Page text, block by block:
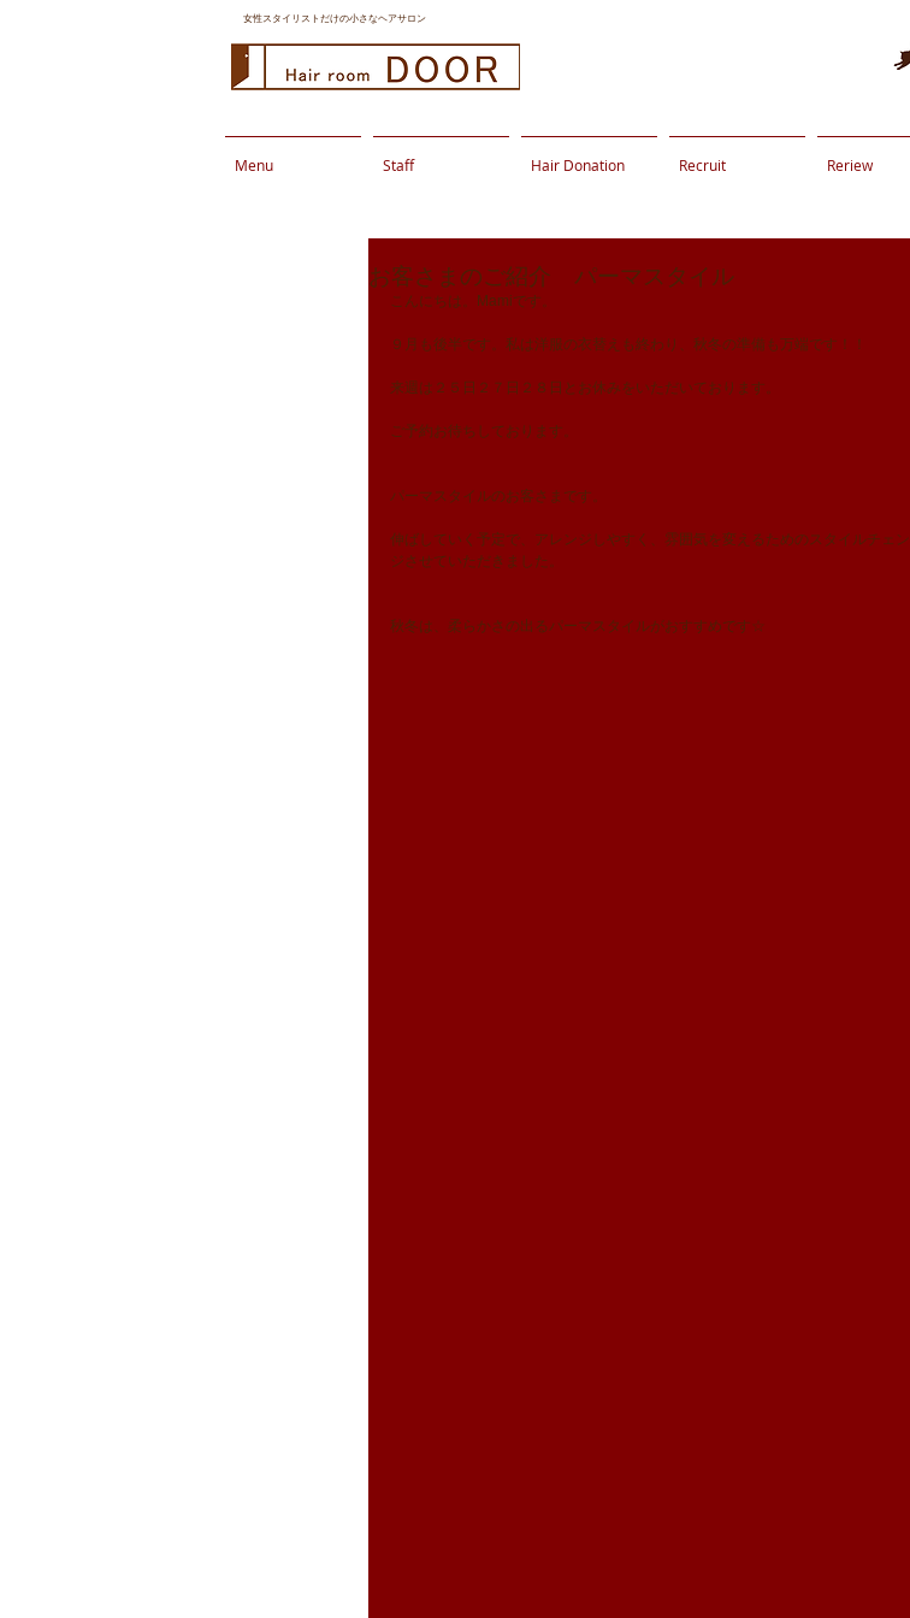
女性スタイリストだけの小さなヘアサロン
Menu Staff Hair Donation Recruit Reriew
お客さまのご紹介 パーマスタイル
こんにちは。Mamiです。
９月も後半です。私は洋服の衣替えも終わり、秋冬の準備も万端です！！
来週は２５日２７日２８日とお休みをいただいております。
ご予約お待ちしております。
パーマスタイルのお客さまです。
伸ばしていく予定で、アレンジしやすく、雰囲気を変えるためのスタイルチェン
ジさせていただきました。
秋冬は、柔らかさの出るパーマスタイルがおすすめです☆